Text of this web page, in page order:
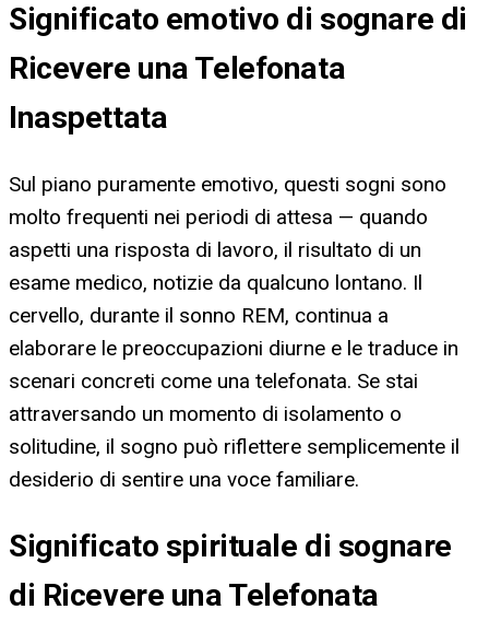
Significato emotivo di sognare di
Ricevere una Telefonata
Inaspettata
Sul piano puramente emotivo, questi sogni sono
molto frequenti nei periodi di attesa — quando
aspetti una risposta di lavoro, il risultato di un
esame medico, notizie da qualcuno lontano. Il
cervello, durante il sonno REM, continua a
elaborare le preoccupazioni diurne e le traduce in
scenari concreti come una telefonata. Se stai
attraversando un momento di isolamento o
solitudine, il sogno può riflettere semplicemente il
desiderio di sentire una voce familiare.
Significato spirituale di sognare
di Ricevere una Telefonata